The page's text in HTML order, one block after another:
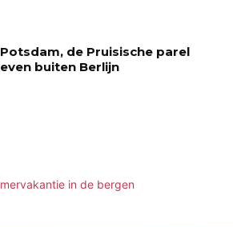
Potsdam, de Pruisische parel
even buiten Berlijn